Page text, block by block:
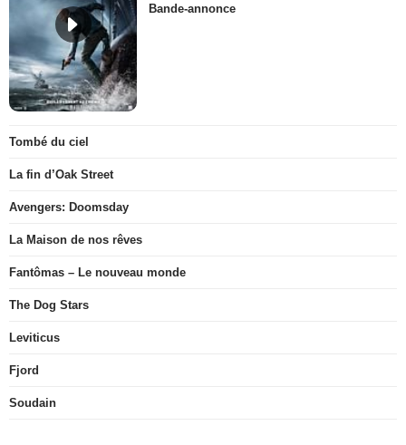
Bande-annonce
Tombé du ciel
La fin d’Oak Street
Avengers: Doomsday
La Maison de nos rêves
Fantômas – Le nouveau monde
The Dog Stars
Leviticus
Fjord
Soudain